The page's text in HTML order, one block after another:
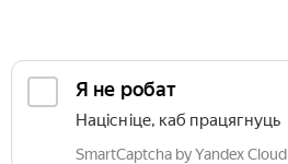
Я не робат
Націсніце, каб працягнуць
SmartCaptcha by Yandex Cloud